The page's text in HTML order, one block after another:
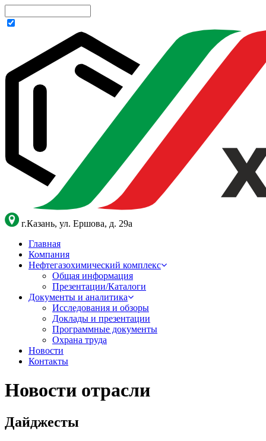
г.Казань, ул. Ершова, д. 29а
Главная
Компания
Нефтегазохимический комплекс
Общая информация
Презентации/Каталоги
Документы и аналитика
Исследования и обзоры
Доклады и презентации
Программные документы
Охрана труда
Новости
Контакты
Новости отрасли
Дайджесты